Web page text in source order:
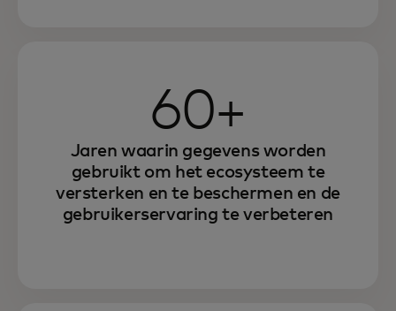
60+
Jaren waarin gegevens worden
gebruikt om het ecosysteem te
versterken en te beschermen en de
gebruikerservaring te verbeteren